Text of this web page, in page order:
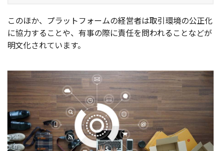
このほか、プラットフォームの経営者は取引環境の公正化
に協力することや、有事の際に責任を問われることなどが
明文化されています。